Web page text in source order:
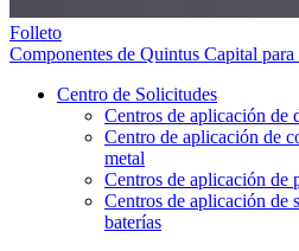
Folleto
Componentes de Quintus Capital para
Centro de Solicitudes
Centros de aplicación de
Centro de aplicación de
metal
Centros de aplicación de
Centros de aplicación de
baterías